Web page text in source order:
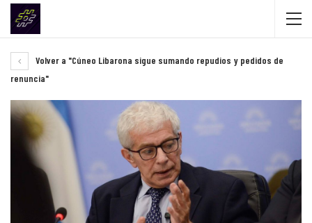
Volver a "Cúneo Libarona sigue sumando repudios y pedidos de
renuncia"